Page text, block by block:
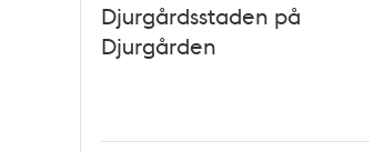
Djurgårdsstaden på
Djurgården